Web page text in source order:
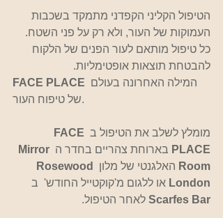
הטיפול הקליני הקפדני מתמקד בשכבות
העמוקות של העור, ולא רק על פני השטח.
כל טיפול מותאם לעור הפנים של הלקוח
להבטחת תוצאות אופטימליות.
FACE PLACE המילה האחרונה בעולם
של טיפוח העור.
מומלץ לשלב את הטיפול ב FACE
PLACE בארוחת צהריים בחדר ה Mirror
Room האלגנטי של מלון
Rosewood
London או ללגום מ'קוקטייל החודש'  ב
Scarfes Bar לאחר הטיפול.